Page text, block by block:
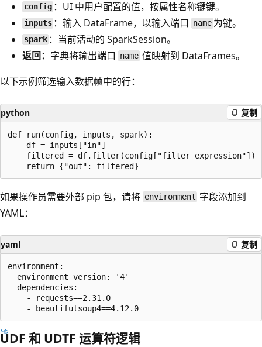
config ：UI 中用户配置的值，按属性名称键键。
inputs ：输入 DataFrame，以输入端口 name为键。
spark ：当前活动的 SparkSession。
返回： 字典将输出端口 name 值映射到 DataFrames。
以下示例筛选输入数据帧中的行：
python 复制
def run(config, inputs, spark):
    df = inputs["in"]
    filtered = df.filter(config["filter_expression"])
如果操作员需要外部 pip 包，请将 environment 字段添加到
YAML：
yaml 复制
environment:
  environment_version: '4'
  dependencies:
    - requests==2.31.0
UDF 和 UDTF 运算符逻辑